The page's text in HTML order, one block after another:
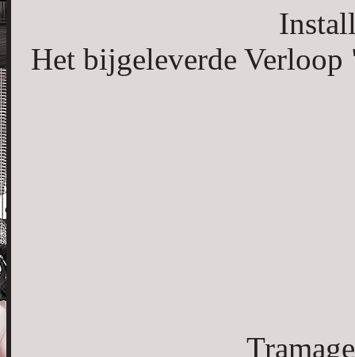
Het bijgeleverde